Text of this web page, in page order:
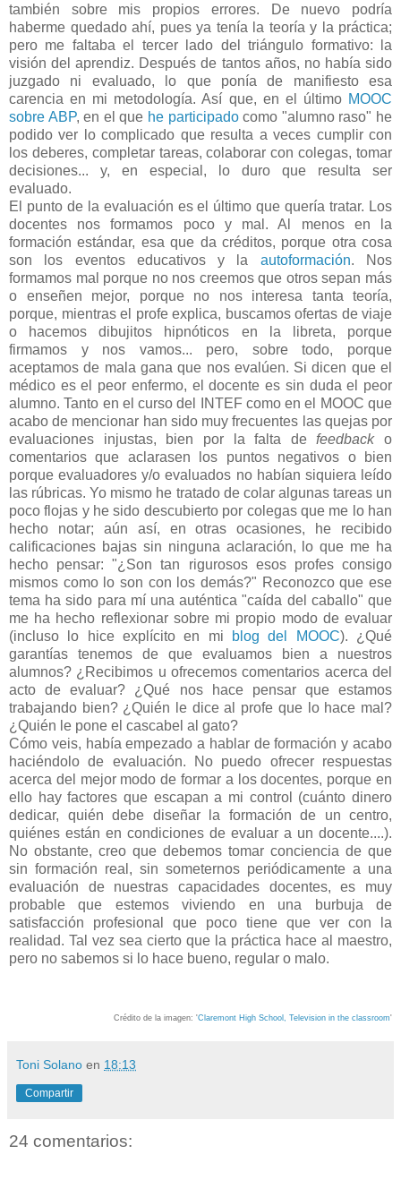
también sobre mis propios errores. De nuevo podría
haberme quedado ahí, pues ya tenía la teoría y la práctica;
pero me faltaba el tercer lado del triángulo formativo: la
visión del aprendiz. Después de tantos años, no había sido
juzgado ni evaluado, lo que ponía de manifiesto esa
carencia en mi metodología. Así que, en el último MOOC
sobre ABP, en el que he participadocomo "alumno raso" he
podido ver lo complicado que resulta a veces cumplir con
los deberes, completar tareas, colaborar con colegas, tomar
decisiones... y, en especial, lo duro que resulta ser
evaluado.
El punto de la evaluación es el último que quería tratar. Los
docentes nos formamos poco y mal. Al menos en la
formación estándar, esa que da créditos, porque otra cosa
son los eventos educativos y la autoformación. Nos
formamos mal porque no nos creemos que otros sepan más
o enseñen mejor, porque no nos interesa tanta teoría,
porque, mientras el profe explica, buscamos ofertas de viaje
o hacemos dibujitos hipnóticos en la libreta, porque
firmamos y nos vamos... pero, sobre todo, porque
aceptamos de mala gana que nos evalúen. Si dicen que el
médico es el peor enfermo, el docente es sin duda el peor
alumno. Tanto en el curso del INTEF como en el MOOC que
acabo de mencionar han sido muy frecuentes las quejas por
evaluaciones injustas, bien por la falta defeedbacko
comentarios que aclarasen los puntos negativos o bien
porque evaluadores y/o evaluados no habían siquiera leído
las rúbricas. Yo mismo he tratado de colar algunas tareas un
poco flojas y he sido descubierto por colegas que me lo han
hecho notar; aún así, en otras ocasiones, he recibido
calificaciones bajas sin ninguna aclaración, lo que me ha
hecho pensar: "¿Son tan rigurosos esos profes consigo
mismos como lo son con los demás?" Reconozco que ese
tema ha sido para mí una auténtica "caída del caballo" que
me ha hecho reflexionar sobre mi propio modo de evaluar
(incluso lo hice explícito en mi
blog del MOOC). ¿Qué
garantías tenemos de que evaluamos bien a nuestros
alumnos? ¿Recibimos u ofrecemos comentarios acerca del
acto de evaluar? ¿Qué nos hace pensar que estamos
trabajando bien? ¿Quién le dice al profe que lo hace mal?
¿Quién le pone el cascabel al gato?
Cómo veis, había empezado a hablar de formación y acabo
haciéndolo de evaluación. No puedo ofrecer respuestas
acerca del mejor modo de formar a los docentes, porque en
ello hay factores que escapan a mi control (cuánto dinero
dedicar, quién debe diseñar la formación de un centro,
quiénes están en condiciones de evaluar a un docente....).
No obstante, creo que debemos tomar conciencia de que
sin formación real, sin someternos periódicamente a una
evaluación de nuestras capacidades docentes, es muy
probable que estemos viviendo en una burbuja de
satisfacción profesional que poco tiene que ver con la
realidad. Tal vez sea cierto que la práctica hace al maestro,
pero no sabemos si lo hace bueno, regular o malo.
Crédito de la imagen: 'Claremont High School, Television in the classroom'
Toni Solano en 18:13
Compartir
24 comentarios: